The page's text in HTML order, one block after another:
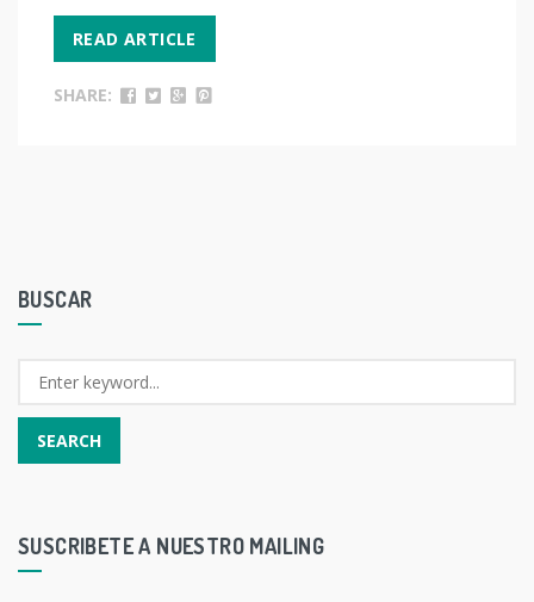
READ ARTICLE
SHARE:
BUSCAR
SUSCRIBETE A NUESTRO MAILING